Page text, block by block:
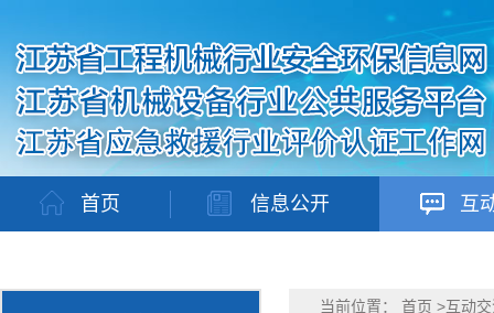
首页 信息公开 互
当前位置： 首页 >互动